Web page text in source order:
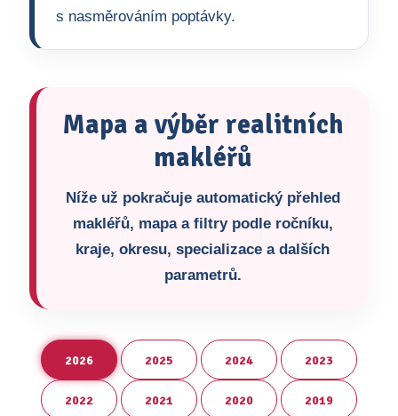
s nasměrováním poptávky.
Mapa a výběr realitních
makléřů
Níže už pokračuje automatický přehled
makléřů, mapa a filtry podle ročníku,
kraje, okresu, specializace a dalších
parametrů.
2026 2025 2024 2023
2022 2021 2020 2019